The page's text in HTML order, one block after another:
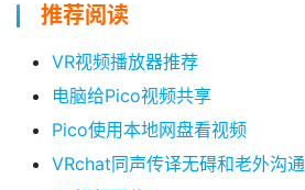
点
推荐阅读
VR视频播放器推荐
电脑给Pico视频共享
Pico使用本地网盘看视频
VRchat同声传译无碍和老外沟通